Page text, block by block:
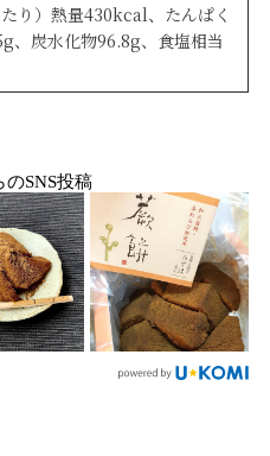
たり）熱量430kcal、たんぱく
、炭水化物96.8g、食塩相当
のSNS投稿